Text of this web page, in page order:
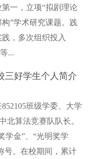
一，立项“拟剧理论
”学术研究课题。践
，多次组织投入
...
三好学生个人简介
班级学委、大学
北算法竞赛队队长。
学金”、“光明奖学
号。在校期间，累计